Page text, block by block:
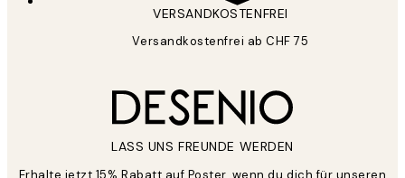
VERSANDKOSTENFREI
Versandkostenfrei ab CHF 75
LASS UNS FREUNDE WERDEN
Erhalte jetzt 15% Rabatt auf Poster, wenn du dich für unseren